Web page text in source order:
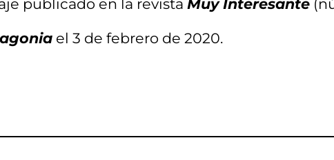
publicado en la revista Muy Interesante
el 3 de febrero de 2020.